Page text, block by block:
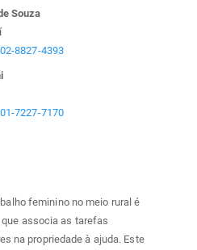
Souza
8827-4393
7227-7170
feminino no meio rural é
associa as tarefas
na propriedade à ajuda. Este